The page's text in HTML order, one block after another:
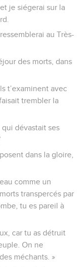
je siégerai sur la
au Très-
des morts, dans
t’examinent avec
trembler la
dévastait ses
dans la gloire,
comme un
transpercés par
tu es pareil à
car tu as détruit
On ne
méchants. »